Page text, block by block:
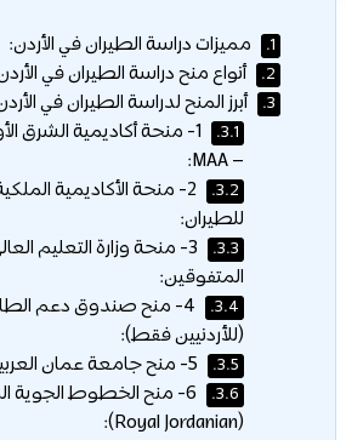
1. مميزات دراسة الطيران في الأردن:
2. أنواع منح دراسة الطيران في
3. أبرز المنح لدراسة الطيران في
3.1.
1- منحة أكاديمية الشرق
– MAA:
3.2.
2- منحة الأكاديمية
للطيران:
3.3.
3- منحة وزارة التعليم
المتفوقين:
3.4.
4- منح صندوق دعم
(للأردنيين فقط):
3.5.
3.6.
6- منح الخطوط الجوية
(Royal Jordanian):